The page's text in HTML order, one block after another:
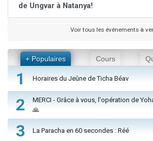
de Ungvar à Natanya!
Voir tous les événements à
+ Populaires Cours
1 Horaires du Jeûne de Ticha Béav
2
MERCI - Grâce à vous, l'opération de
🙏
3 La Paracha en 60 secondes : Réé